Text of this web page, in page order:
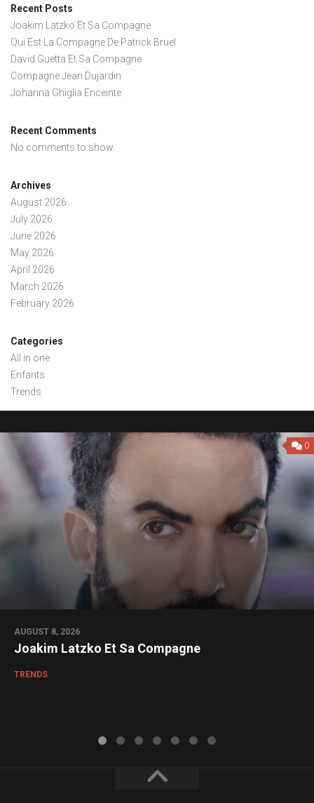
Recent Posts
Joakim Latzko Et Sa Compagne
Qui Est La Compagne De Patrick Bruel
David Guetta Et Sa Compagne
Compagne Jean Dujardin
Johanna Ghiglia Enceinte
Recent Comments
No comments to show.
Archives
August 2026
July 2026
June 2026
May 2026
April 2026
March 2026
February 2026
Categories
All in one
Enfants
Trends
0
AUGUST 8, 2026
Joakim Latzko Et Sa Compagne
TRENDS